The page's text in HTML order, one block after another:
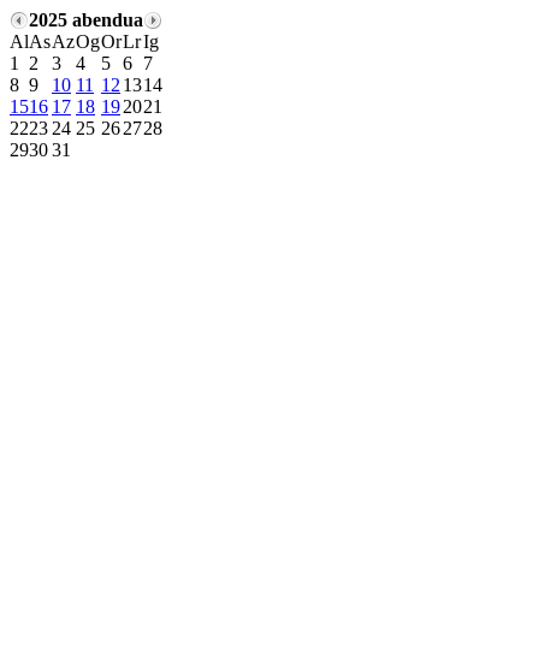
2025 abendua
AlAsAzOgOrLrIg
1
2 3 4 5 6 7
8 9 10 11 12 1314
1516 17 18 192021
2223 24 25 262728
293031